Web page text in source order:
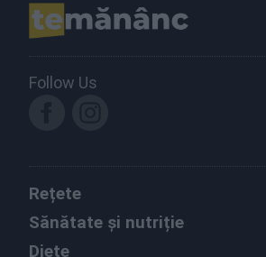
Follow Us
Rețete
Sănătate și nutriție
Diete